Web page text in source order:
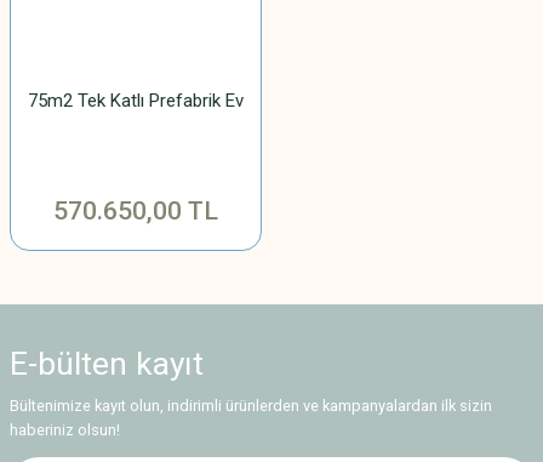
75m2 Tek Katlı Prefabrik Ev
570.650,00 TL
E-bülten kayıt
Bültenimize kayıt olun, indirimli ürünlerden ve kampanyalardan ilk sizin
haberiniz olsun!